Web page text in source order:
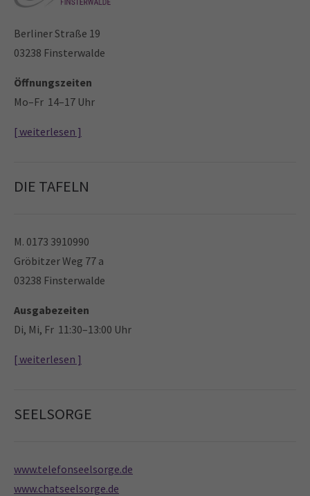
sociis natoque penatibus et magnis dis parturient
Berliner Straße 19
03238 Finsterwalde
Öffnungszeiten
Mo–Fr 14–17 Uhr
[ weiterlesen ]
DIE TAFELN
M. 0173 3910990
Gröbitzer Weg 77 a
03238 Finsterwalde
Ausgabezeiten
Di, Mi, Fr 11:30–13:00 Uhr
[ weiterlesen ]
SEELSORGE
www.telefonseelsorge.de
www.chatseelsorge.de